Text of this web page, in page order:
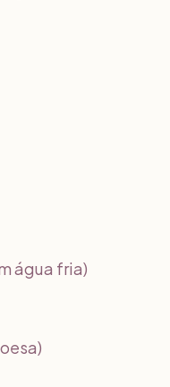
água fria)